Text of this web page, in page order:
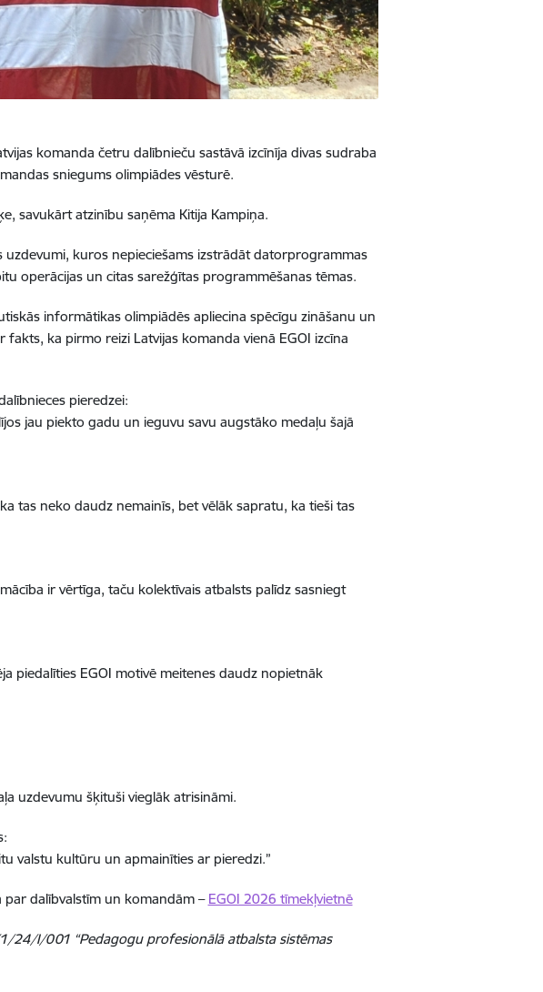
komanda četru dalībnieču sastāvā izcīnīja divas sudraba
sniegums olimpiādes vēsturē.
savukārt atzinību saņēma Kitija Kampiņa.
kuros nepieciešams izstrādāt datorprogrammas
operācijas un citas sarežģītas programmēšanas tēmas.
informātikas olimpiādēs apliecina spēcīgu zināšanu un
ka pirmo reizi Latvijas komanda vienā EGOI izcīna
pieredzei:
jau piekto gadu un ieguvu savu augstāko medaļu šajā
tas neko daudz nemainīs, bet vēlāk sapratu, ka tieši tas
ir vērtīga, taču kolektīvais atbalsts palīdz sasniegt
piedalīties EGOI motivē meitenes daudz nopietnāk
uzdevumu šķituši vieglāk atrisināmi.
valstu kultūru un apmainīties ar pieredzi.”
par dalībvalstīm un komandām – EGOI 2026 tīmekļvietnē
24/I/001 “Pedagogu profesionālā atbalsta sistēmas